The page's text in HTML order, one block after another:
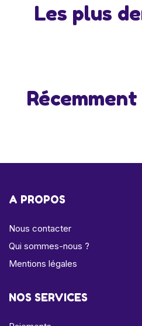
Les plus
A PROPOS
Nous contacter
Qui sommes-nous ?
Mentions légales
NOS SERVICES